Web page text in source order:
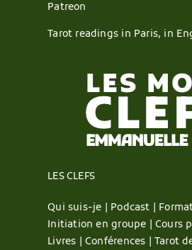
Patreon
Tarot readings in Paris, in
LES CLEFS
Qui suis-je | Podcast |
Initiation en groupe |Cours
Livres |Conférences |Tarot